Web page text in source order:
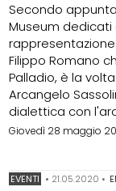
Secondo
Museum
Filippo Romano
Palladio, è la
Arcangelo
dialettica con
Giovedì 28 maggio
EVENTI • 21.05.2020 •